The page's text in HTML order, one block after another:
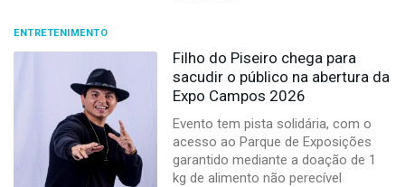
ENTRETENIMENTO
Filho do Piseiro chega para
sacudir o público na abertura da
Expo Campos 2026
Evento tem pista solidária, com o
acesso ao Parque de Exposições
garantido mediante a doação de 1
kg de alimento não perecível